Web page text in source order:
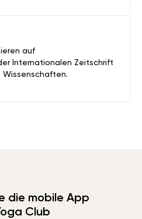
auf
Internationalen Zeitschrift
Wissenschaften.
die mobile App
Club